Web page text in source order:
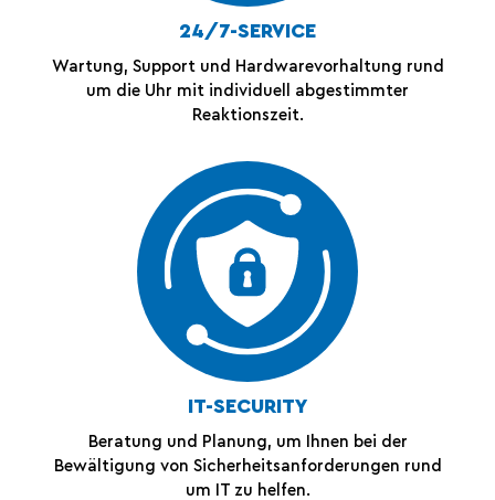
24/7-SERVICE
Wartung, Support und Hardwarevorhaltung rund
um die Uhr mit individuell abgestimmter
Reaktionszeit.
IT-SECURITY
Beratung und Planung, um Ihnen bei der
Bewältigung von Sicherheitsanforderungen rund
um IT zu helfen.